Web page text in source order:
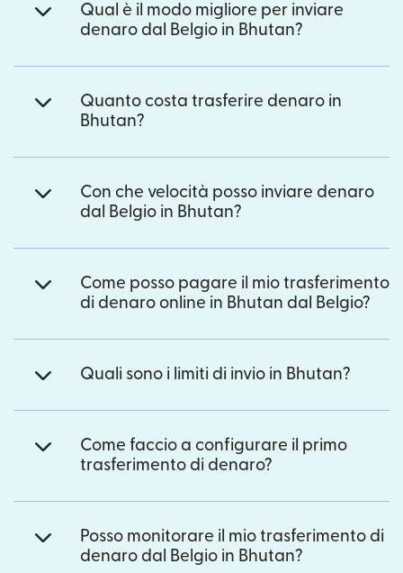
Qual è il modo migliore per inviare
denaro dal Belgio in Bhutan?
Quanto costa trasferire denaro in
Bhutan?
Con che velocità posso inviare denaro
dal Belgio in Bhutan?
Come posso pagare il mio trasferimento
di denaro online in Bhutan dal Belgio?
Quali sono i limiti di invio in Bhutan?
Come faccio a configurare il primo
trasferimento di denaro?
Posso monitorare il mio trasferimento di
denaro dal Belgio in Bhutan?